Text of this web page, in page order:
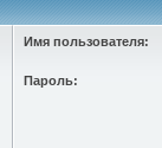
Имя пользователя:
Пароль: